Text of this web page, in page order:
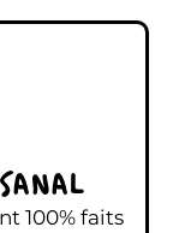
100% faits